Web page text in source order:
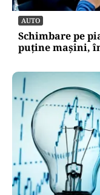
AUTO
Schimbare pe
puține mașini,